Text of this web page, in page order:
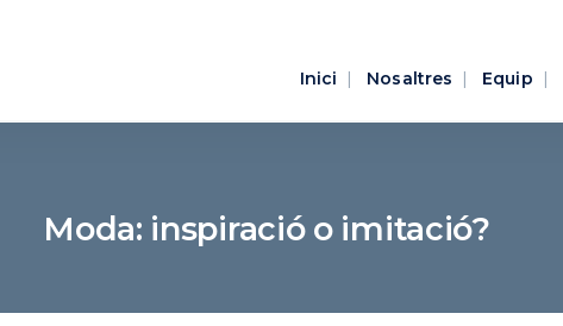
Inici Nosaltres Equip
Moda: inspiració o imitació?